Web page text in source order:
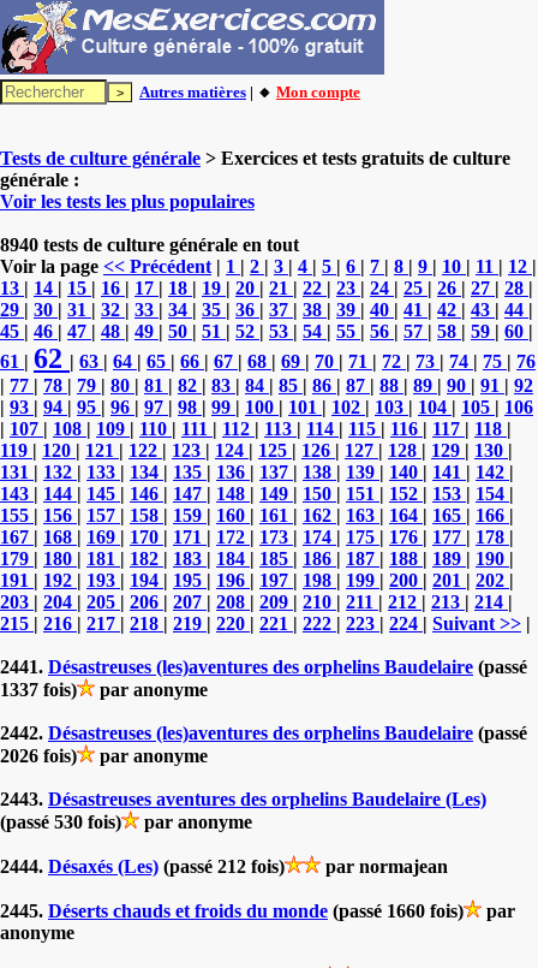
Autres matières | 🔸 Mon compte
Tests de culture générale > Exercices et tests gratuits de culture
générale :
Voir les tests les plus populaires
8940 tests de culture générale en tout
Voir la page << Précédent | 1 | 2 | 3 | 4 | 5 | 6 | 7 | 8 | 9 | 10 | 11 | 12 |
13 | 14 | 15 | 16 | 17 | 18 | 19 | 20 | 21 | 22 | 23 | 24 | 25 | 26 | 27 | 28 |
29 | 30 | 31 | 32 | 33 | 34 | 35 | 36 | 37 | 38 | 39 | 40 | 41 | 42 | 43 | 44 |
45 | 46 | 47 | 48 | 49 | 50 | 51 | 52 | 53 | 54 | 55 | 56 | 57 | 58 | 59 | 60 |
61 | 62 | 63 | 64 | 65 | 66 | 67 | 68 | 69 | 70 | 71 | 72 | 73 | 74 | 75 | 76
| 77 | 78 | 79 | 80 | 81 | 82 | 83 | 84 | 85 | 86 | 87 | 88 | 89 | 90 | 91 | 92
| 93 | 94 | 95 | 96 | 97 | 98 | 99 | 100 | 101 | 102 | 103 | 104 | 105 | 106
| 107 | 108 | 109 | 110 | 111 | 112 | 113 | 114 | 115 | 116 | 117 | 118 |
119 | 120 | 121 | 122 | 123 | 124 | 125 | 126 | 127 | 128 | 129 | 130 |
131 | 132 | 133 | 134 | 135 | 136 | 137 | 138 | 139 | 140 | 141 | 142 |
143 | 144 | 145 | 146 | 147 | 148 | 149 | 150 | 151 | 152 | 153 | 154 |
155 | 156 | 157 | 158 | 159 | 160 | 161 | 162 | 163 | 164 | 165 | 166 |
167 | 168 | 169 | 170 | 171 | 172 | 173 | 174 | 175 | 176 | 177 | 178 |
179 | 180 | 181 | 182 | 183 | 184 | 185 | 186 | 187 | 188 | 189 | 190 |
191 | 192 | 193 | 194 | 195 | 196 | 197 | 198 | 199 | 200 | 201 | 202 |
203 | 204 | 205 | 206 | 207 | 208 | 209 | 210 | 211 | 212 | 213 | 214 |
215 | 216 | 217 | 218 | 219 | 220 | 221 | 222 | 223 | 224 | Suivant >> |
2441. Désastreuses (les)aventures des orphelins Baudelaire (passé
1337 fois)
par anonyme
2442. Désastreuses (les)aventures des orphelins Baudelaire (passé
2026 fois)
par anonyme
2443. Désastreuses aventures des orphelins Baudelaire (Les)
(passé 530 fois)
par anonyme
2444. Désaxés (Les) (passé 212 fois) par normajean
2445. Déserts chauds et froids du monde (passé 1660 fois)
par
anonyme